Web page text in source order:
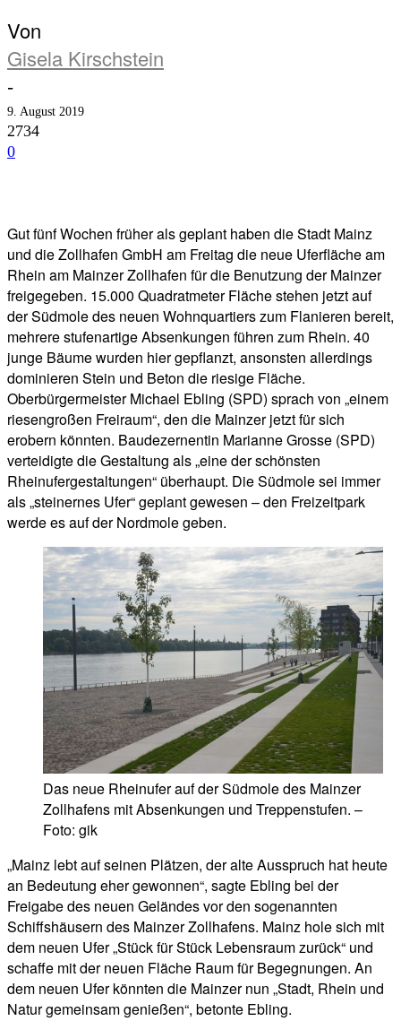
Von
Gisela Kirschstein
-
9. August 2019
2734
0
Gut fünf Wochen früher als geplant haben die Stadt Mainz
und die Zollhafen GmbH am Freitag die neue Uferfläche am
Rhein am Mainzer Zollhafen für die Benutzung der Mainzer
freigegeben. 15.000 Quadratmeter Fläche stehen jetzt auf
der Südmole des neuen Wohnquartiers zum Flanieren bereit,
mehrere stufenartige Absenkungen führen zum Rhein. 40
junge Bäume wurden hier gepflanzt, ansonsten allerdings
dominieren Stein und Beton die riesige Fläche.
Oberbürgermeister Michael Ebling (SPD) sprach von „einem
riesengroßen Freiraum“, den die Mainzer jetzt für sich
erobern könnten. Baudezernentin Marianne Grosse (SPD)
verteidigte die Gestaltung als „eine der schönsten
Rheinufergestaltungen“ überhaupt. Die Südmole sei immer
als „steinernes Ufer“ geplant gewesen – den Freizeitpark
werde es auf der Nordmole geben.
Das neue Rheinufer auf der Südmole des Mainzer
Zollhafens mit Absenkungen und Treppenstufen. –
Foto: gik
„Mainz lebt auf seinen Plätzen, der alte Ausspruch hat heute
an Bedeutung eher gewonnen“, sagte Ebling bei der
Freigabe des neuen Geländes vor den sogenannten
Schiffshäusern des Mainzer Zollhafens. Mainz hole sich mit
dem neuen Ufer „Stück für Stück Lebensraum zurück“ und
schaffe mit der neuen Fläche Raum für Begegnungen. An
dem neuen Ufer könnten die Mainzer nun „Stadt, Rhein und
Natur gemeinsam genießen“, betonte Ebling.